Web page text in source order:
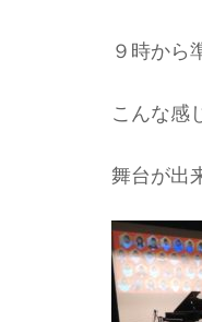
９時から
こんな感
舞台が出